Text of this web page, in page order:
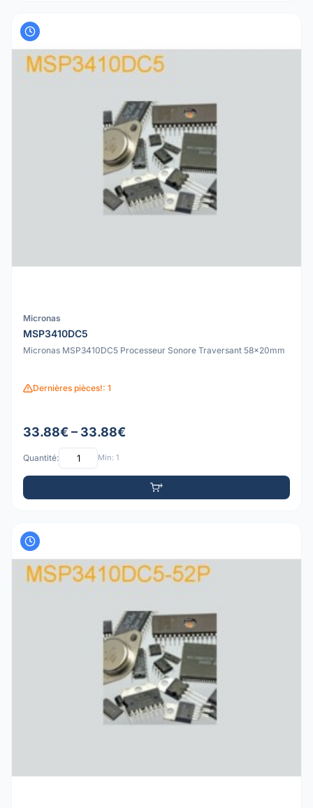
Micronas
MSP3410DC5
Micronas MSP3410DC5 Processeur Sonore Traversant 58x20mm
Dernières pièces!: 1
33.88€ – 33.88€
Quantité: Min: 1